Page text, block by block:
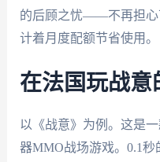
的后顾之忧——不再担心
计着月度配额节省使用。
在法国玩战意
以《战意》为例。这是
器MMO战场游戏。0.1秒